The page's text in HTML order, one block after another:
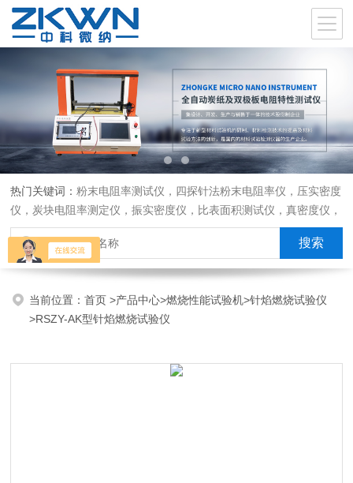
热门关键词：粉末电阻率测试仪，四探针法粉末电阻率仪，压实密度
仪，炭块电阻率测定仪，振实密度仪，比表面积测试仪，真密度仪，
炭块热膨胀仪，炭块透气率仪，炭块二氧化碳反应测定仪
当前位置：首页>产品中心>燃烧性能试验机>针焰燃烧试验仪
>RSZY-AK型针焰燃烧试验仪